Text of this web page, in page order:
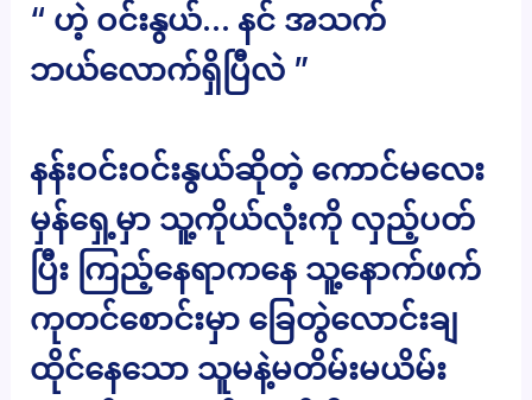
“ ဟဲ့ ဝင်းနွယ်… နင် အသက်
ဘယ်လောက်ရှိပြီလဲ ”
နန်းဝင်းဝင်းနွယ်ဆိုတဲ့ ကောင်မလေး
မှန်ရှေ့မှာ သူ့ကိုယ်လုံးကို လှည့်ပတ်
ပြီး ကြည့်နေရာကနေ သူ့နောက်ဖက်
ကုတင်စောင်းမှာ ခြေတွဲလောင်းချ
ထိုင်နေသော သူမနဲ့မတိမ်းမယိမ်း